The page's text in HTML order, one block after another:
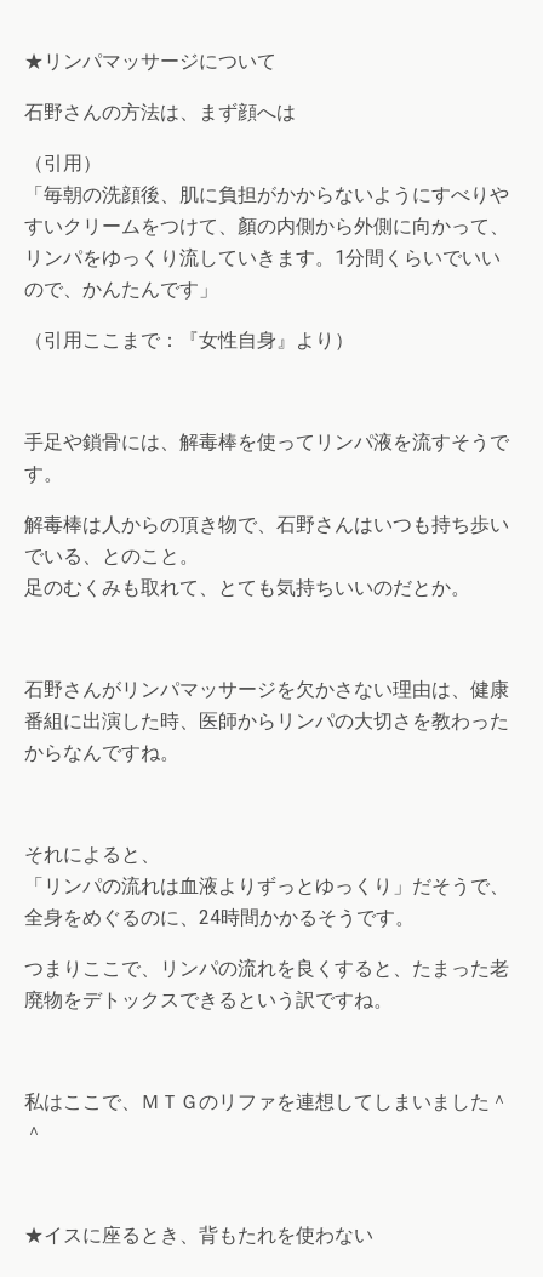
★リンパマッサージについて
石野さんの方法は、まず顔へは
（引用）
「毎朝の洗顔後、肌に負担がかからないようにすべりや
すいクリームをつけて、顏の内側から外側に向かって、
リンパをゆっくり流していきます。1分間くらいでいい
ので、かんたんです」
（引用ここまで：『女性自身』より）
手足や鎖骨には、解毒棒を使ってリンパ液を流すそうで
す。
解毒棒は人からの頂き物で、石野さんはいつも持ち歩い
でいる、とのこと。
足のむくみも取れて、とても気持ちいいのだとか。
石野さんがリンパマッサージを欠かさない理由は、健康
番組に出演した時、医師からリンパの大切さを教わった
からなんですね。
それによると、
「リンパの流れは血液よりずっとゆっくり」だそうで、
全身をめぐるのに、24時間かかるそうです。
つまりここで、リンパの流れを良くすると、たまった老
廃物をデトックスできるという訳ですね。
私はここで、ＭＴＧのリファを連想してしまいました＾
＾
★イスに座るとき、背もたれを使わない